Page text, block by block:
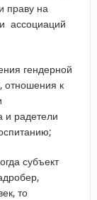
праву на
ассоциаций
гендерной
отношения к
и радетели
субъект
то